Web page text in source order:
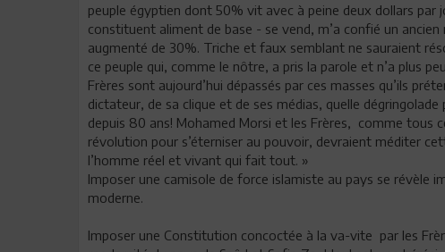
peuple égyptien dont 50% vit avec à peine deux dollars par
constituent aliment de base - se vend, m’a confié un
augmenté de 30%. Triche et faux semblant ne sauraient
ce peuple qui, comme le nôtre, a pris la parole et n’a plus
Frères sont aujourd’hui dépassés par ces masses qu’ils
dictateur, de sa clique et de ses médias, quelle
depuis 80 ans! Mohamed Morsi et les Frères, comme tous
révolution pour s’éterniser au pouvoir, devraient méditer
l’homme réel et vivant qui fait tout. »
Imposer une camisole de force islamiste au pays se révèle
moderne.
Imposer une Constitution concoctée à la va-vite par les